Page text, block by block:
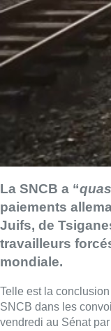
La SNCB a “
paiements
Juifs, de
travailleurs
mondiale.
Telle est la conclusion
SNCB dans les
vendredi au Sénat